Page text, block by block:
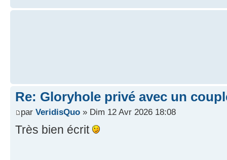
Re: Gloryhole privé avec un
par VeridisQuo » Dim 12 Avr 2026 18:08
Très bien écrit